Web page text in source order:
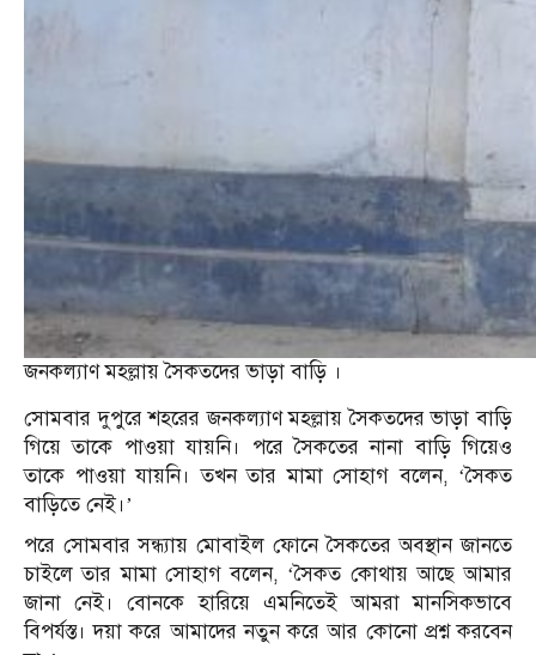
জনকল্যাণ মহল্লায় সৈকতদের ভাড়া বাড়ি ।
সোমবার দুপুরে শহরের জনকল্যাণ মহল্লায় সৈকতদের ভাড়া বাড়ি
গিয়ে তাকে পাওয়া যায়নি। পরে সৈকতের নানা বাড়ি গিয়েও
তাকে পাওয়া যায়নি। তখন তার মামা সোহাগ বলেন, ‘সৈকত
বাড়িতে নেই।’
পরে সোমবার সন্ধ্যায় মোবাইল ফোনে সৈকতের অবস্থান জানতে
চাইলে তার মামা সোহাগ বলেন, ‘সৈকত কোথায় আছে আমার
জানা নেই। বোনকে হারিয়ে এমনিতেই আমরা মানসিকভাবে
বিপর্যস্ত। দয়া করে আমাদের নতুন করে আর কোনো প্রশ্ন করবেন